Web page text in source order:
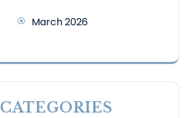
March 2026
CATEGORIES